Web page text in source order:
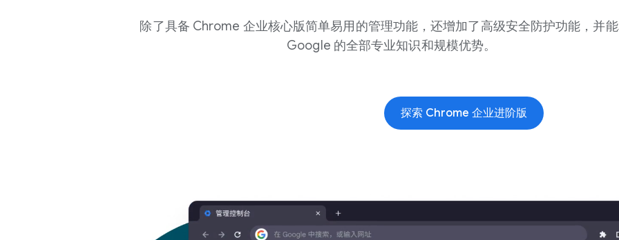
除了具备 Chrome 企业核心版简单易用的管理功能，还增加了高级安全防护功能，并
Google 的全部专业知识和规模优势。
探索 Chrome 企业进阶版